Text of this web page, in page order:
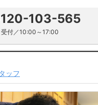
103-565
受付／10:00～17:00
ッフ